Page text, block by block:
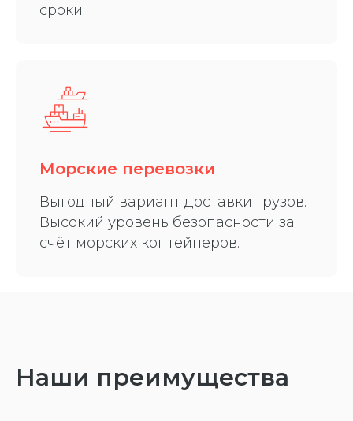
сроки.
Морские перевозки
Выгодный вариант доставки грузов.
Высокий уровень безопасности за
счёт морских контейнеров.
Наши преимущества